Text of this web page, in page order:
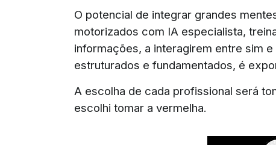
O potencial de integrar grandes
motorizados com IA especialista,
informações, a interagirem entre sim
estruturados e fundamentados, é
A escolha de cada profissional será
escolhi tomar a vermelha.